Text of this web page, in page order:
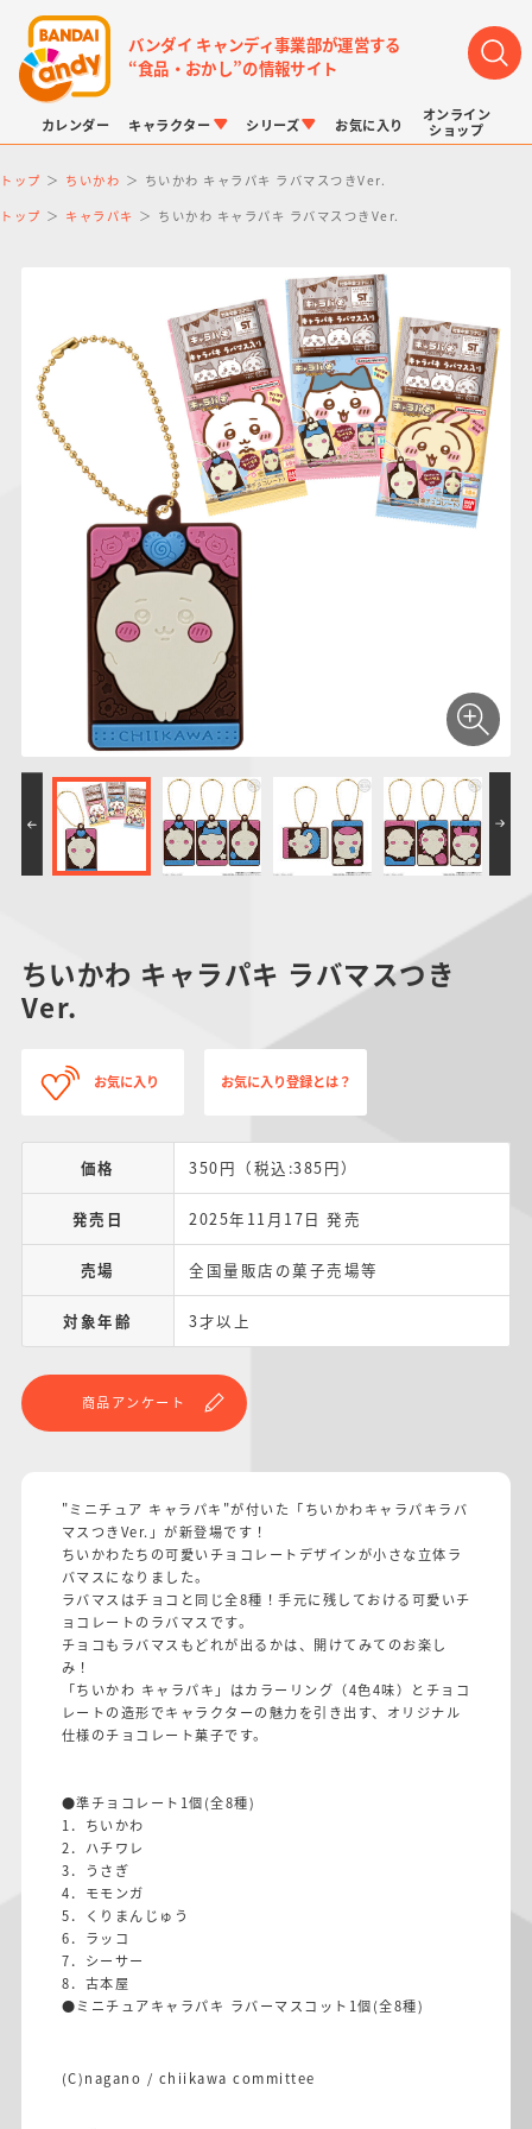
バンダイ キャンディ事業部が運営する
“食品・おかし”の情報サイト
カレンダー キャラクター
LINK TRAVELERS
仮面ライダーシリー
ズ
PROJECT R.E.D.・
スーパー戦隊シリー
ズ
プリキュアシリーズ
ガンダムシリーズ
ポケットモンスター
ドラゴンボール
サンリオキャラクタ
ーズ
シリーズ
チョコボックス
キャラパキ
つりグミ
チョコサプ
にふぉるめーしょん
＆スクエアシール
SMPシリーズ
ポケモンキッズ
キャラデコ
お気に入り
オンライン
ショップ
トップ ちいかわ ちいかわ キャラパキ ラバマスつきVer.
トップ キャラパキ ちいかわ キャラパキ ラバマスつきVer.
ちいかわ キャラパキ ラバマスつき
Ver.
お気に入り お気に入り登録とは？
価格 350円（税込:385円）
発売日 2025年11月17日 発売
売場 全国量販店の菓子売場等
対象年齢 3才以上
商品アンケート
"ミニチュア キャラパキ"が付いた「ちいかわキャラパキラバ
マスつきVer.」が新登場です！
ちいかわたちの可愛いチョコレートデザインが小さな立体ラ
バマスになりました。
ラバマスはチョコと同じ全8種！手元に残しておける可愛いチ
ョコレートのラバマスです。
チョコもラバマスもどれが出るかは、開けてみてのお楽し
み！
「ちいかわ キャラパキ」はカラーリング（4色4味）とチョコ
レートの造形でキャラクターの魅力を引き出す、オリジナル
仕様のチョコレート菓子です。
●準チョコレート1個(全8種)
1．ちいかわ
2．ハチワレ
3．うさぎ
4．モモンガ
5．くりまんじゅう
6．ラッコ
7．シーサー
8．古本屋
●ミニチュアキャラパキ ラバーマスコット1個(全8種)
(C)nagano / chiikawa committee